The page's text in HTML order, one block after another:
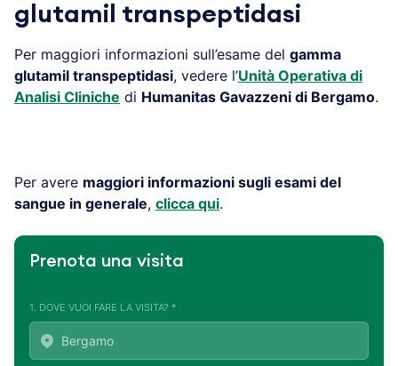
glutamil transpeptidasi
Per maggiori informazioni sull’esame del gamma
glutamil transpeptidasi, vedere l’Unità Operativa di
Analisi Cliniche di Humanitas Gavazzeni di Bergamo.
Per avere maggiori informazioni sugli esami del
sangue in generale, clicca qui.
Prenota una visita
1. DOVE VUOI FARE LA VISITA? *